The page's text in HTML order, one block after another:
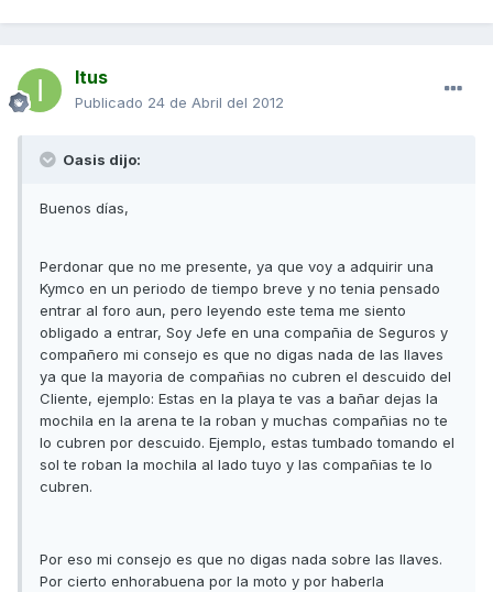
Itus
Publicado 24 de Abril del 2012
Oasis dijo:
Buenos días,
Perdonar que no me presente, ya que voy a adquirir una
Kymco en un periodo de tiempo breve y no tenia pensado
entrar al foro aun, pero leyendo este tema me siento
obligado a entrar, Soy Jefe en una compañia de Seguros y
compañero mi consejo es que no digas nada de las llaves
ya que la mayoria de compañias no cubren el descuido del
Cliente, ejemplo: Estas en la playa te vas a bañar dejas la
mochila en la arena te la roban y muchas compañias no te
lo cubren por descuido. Ejemplo, estas tumbado tomando el
sol te roban la mochila al lado tuyo y las compañias te lo
cubren.
Por eso mi consejo es que no digas nada sobre las llaves.
Por cierto enhorabuena por la moto y por haberla